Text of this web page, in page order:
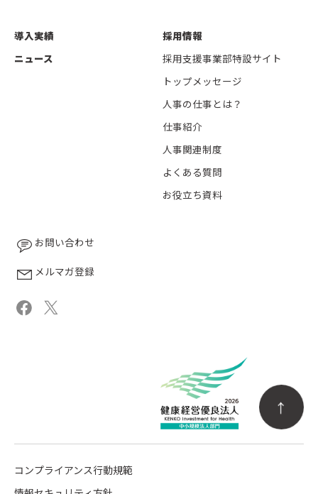
導入実績
ニュース
採用情報
採用支援事業部特設サイト
トップメッセージ
人事の仕事とは？
仕事紹介
人事関連制度
よくある質問
お役立ち資料
お問い合わせ
メルマガ登録
コンプライアンス行動規範